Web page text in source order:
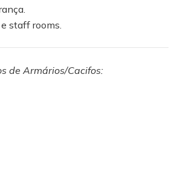
staff rooms.
de Armários/Cacifos: